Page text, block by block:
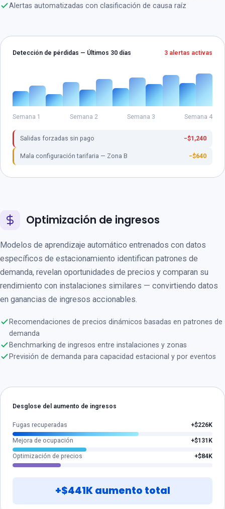
Alertas automatizadas con clasificación de causa raíz
Detección de pérdidas — Últimos 30 días 3 alertas activas
Semana 1 Semana 2 Semana 3 Semana 4
Salidas forzadas sin pago −$1,240
Mala configuración tarifaria — Zona B −$640
Optimización de ingresos
Modelos de aprendizaje automático entrenados con datos
específicos de estacionamiento identifican patrones de
demanda, revelan oportunidades de precios y comparan su
rendimiento con instalaciones similares — convirtiendo datos
en ganancias de ingresos accionables.
Recomendaciones de precios dinámicos basadas en patrones de
demanda
Benchmarking de ingresos entre instalaciones y zonas
Previsión de demanda para capacidad estacional y por eventos
Desglose del aumento de ingresos
Fugas recuperadas +$226K
Mejora de ocupación +$131K
Optimización de precios +$84K
+$441K aumento total